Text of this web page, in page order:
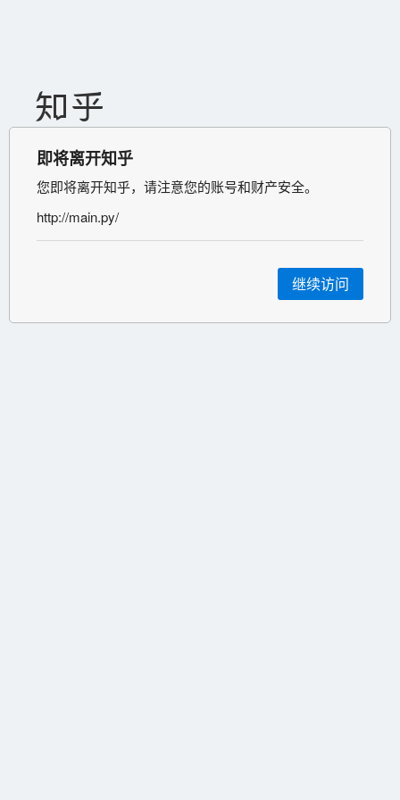
即将离开知乎
您即将离开知乎，请注意您的账号和财产安全。
http://main.py/
继续访问